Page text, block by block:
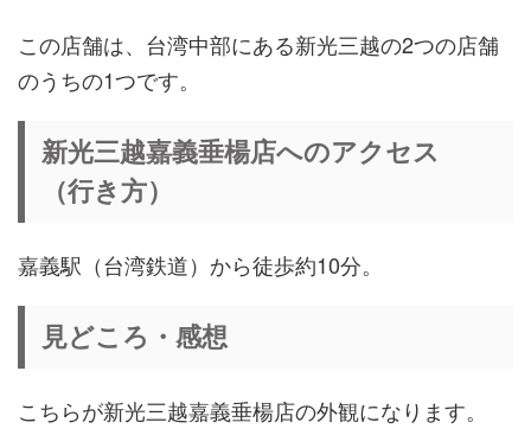
この店舗は、台湾中部にある新光三越の2つの店舗
のうちの1つです。
新光三越嘉義垂楊店へのアクセス
（行き方）
嘉義駅（台湾鉄道）から徒歩約10分。
見どころ・感想
こちらが新光三越嘉義垂楊店の外観になります。